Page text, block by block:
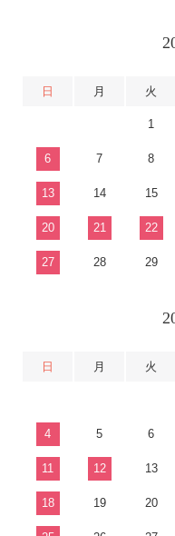
日 月 火
1
6 7 8
13 14 15
20 21 22
27 28 29
日 月 火
4 5 6
11 12 13
18 19 20